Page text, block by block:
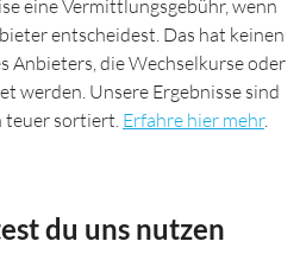
eine Vermittlungsgebühr, wenn
entscheidest. Das hat keinen
Anbieters, die Wechselkurse oder
werden. Unsere Ergebnisse sind
teuer sortiert. Erfahre hier mehr.
du uns nutzen